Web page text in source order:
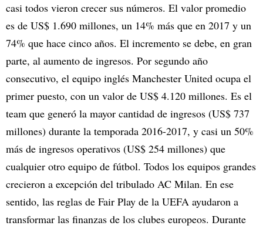
casi todos vieron crecer sus números. El valor promedio
es de US$ 1.690 millones, un 14% más que en 2017 y un
74% que hace cinco años. El incremento se debe, en gran
parte, al aumento de ingresos. Por segundo año
consecutivo, el equipo inglés Manchester United ocupa el
primer puesto, con un valor de US$ 4.120 millones. Es el
team que generó la mayor cantidad de ingresos (US$ 737
millones) durante la temporada 2016-2017, y casi un 50%
más de ingresos operativos (US$ 254 millones) que
cualquier otro equipo de fútbol. Todos los equipos grandes
crecieron a excepción del tribulado AC Milan. En ese
sentido, las reglas de Fair Play de la UEFA ayudaron a
transformar las finanzas de los clubes europeos. Durante